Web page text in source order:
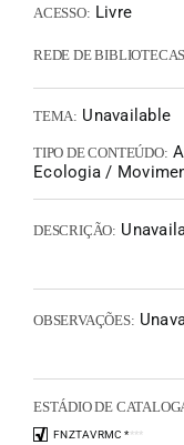
ACESSO: Livre
REDE DE
TEMA: Unavailable
TIPO DE CONTEÚDO:
Ecologia /
DESCRIÇÃO:
OBSERVAÇÕES:
ESTÁDIO DE
FNZTAVRMC ****